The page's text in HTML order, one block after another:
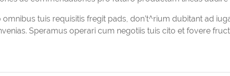
tuis requisitis fregit pads, don’t^rium dubitant ad
Speramus operari cum negotiis tuis cito et fovere